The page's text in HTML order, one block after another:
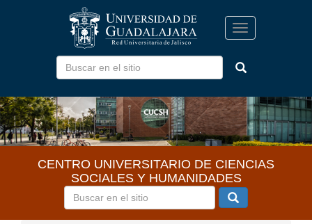
Toggle
navigation
CENTRO UNIVERSITARIO DE CIENCIAS
SOCIALES Y HUMANIDADES